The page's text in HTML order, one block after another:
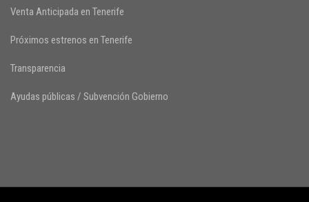
Venta Anticipada en Tenerife
Próximos estrenos en Tenerife
Transparencia
Ayudas públicas / Subvención Gobierno